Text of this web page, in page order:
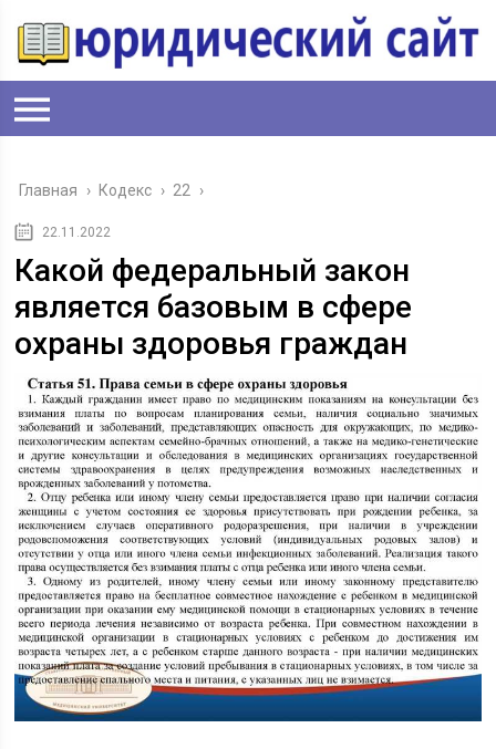
Главная › Кодекс › 22 ›
22.11.2022
Какой федеральный закон
является базовым в сфере
охраны здоровья граждан